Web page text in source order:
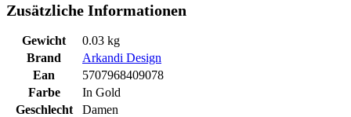
Zusätzliche Informationen
Gewicht
0.03 kg
Brand
Arkandi Design
Ean
5707968409078
Farbe
In Gold
Geschlecht
Damen